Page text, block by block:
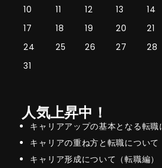
10
11 12 13 14
17
18 19 20 21
24
25 26 27 28
31
人気上昇中！
キャリアアップの基本となる転職
キャリアの重ね方と転職について
キャリア形成について（転職編）